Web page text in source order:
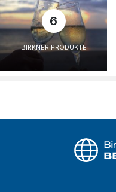
6
BIRKNER PRODUKTE